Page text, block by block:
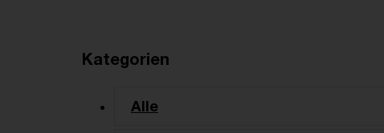
Kategorien
Alle